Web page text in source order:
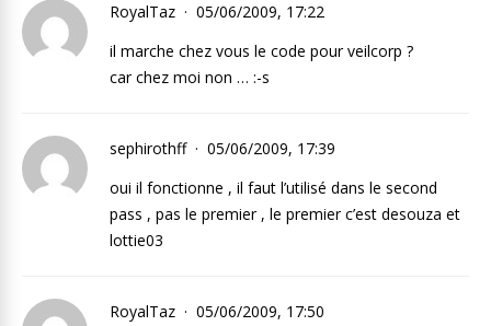
RoyalTaz
05/06/2009, 17:22
il marche chez vous le code pour veilcorp ?
car chez moi non … :-s
sephirothff
05/06/2009, 17:39
oui il fonctionne , il faut l’utilisé dans le second
pass , pas le premier , le premier c’est desouza et
lottie03
RoyalTaz
05/06/2009, 17:50